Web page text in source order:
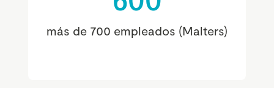
más de 700 empleados (Malters)